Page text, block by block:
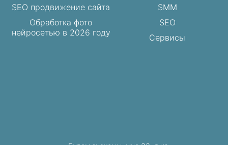
SEO продвижение сайта
Обработка фото
нейросетью в 2026 году
SMM
SEO
Сервисы